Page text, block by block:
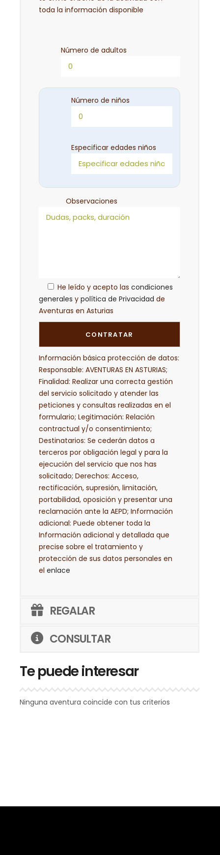
toda la información disponible
Número de adultos
Número de niños
Especificar edades niños
Observaciones
He leído y acepto las condiciones
generales y política de Privacidad de
Aventuras en Asturias
Información básica protección de datos:
Responsable: AVENTURAS EN ASTURIAS;
Finalidad: Realizar una correcta gestión
del servicio solicitado y atender las
peticiones y consultas realizadas en el
formulario; Legitimación: Relación
contractual y/o consentimiento;
Destinatarios: Se cederán datos a
terceros por obligación legal y para la
ejecución del servicio que nos has
solicitado; Derechos: Acceso,
rectificación, supresión, limitación,
portabilidad, oposición y presentar una
reclamación ante la AEPD; Información
adicional: Puede obtener toda la
Información adicional y detallada que
precise sobre el tratamiento y
protección de sus datos personales en
el enlace
REGALAR
CONSULTAR
Te puede interesar
Ninguna aventura coincide con tus criterios